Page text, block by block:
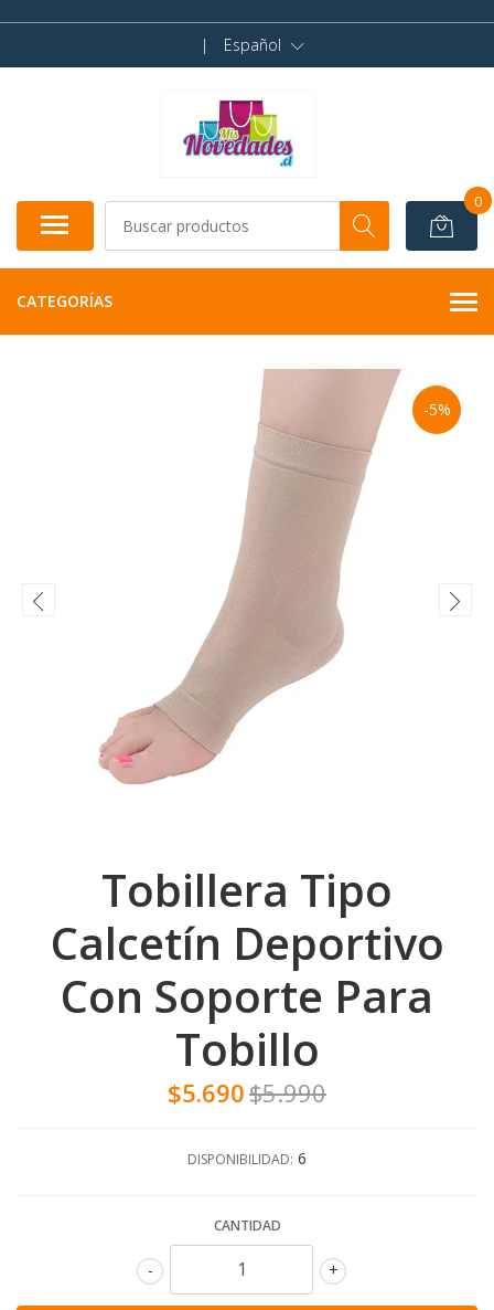
| Español
0
CATEGORÍAS
-5%
Tobillera Tipo
Calcetín Deportivo
Con Soporte Para
Tobillo
$5.690$5.990
DISPONIBILIDAD: 6
CANTIDAD
+
-